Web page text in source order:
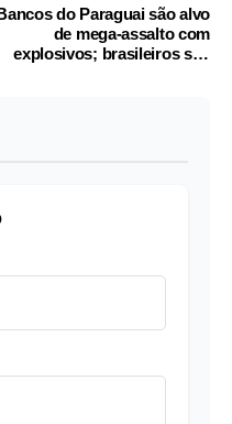
do Paraguai são alvo
de mega-assalto com
explosivos; brasileiros são